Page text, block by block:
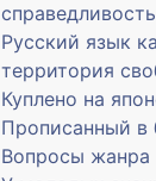
справедливость
Русский язык
территория
Куплено на
Прописанный в
Вопросы жанра